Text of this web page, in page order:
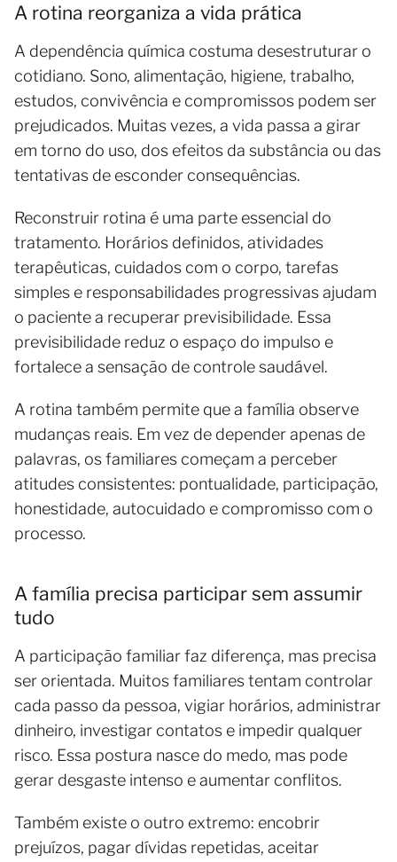
A rotina reorganiza a vida prática
A dependência química costuma desestruturar o
cotidiano. Sono, alimentação, higiene, trabalho,
estudos, convivência e compromissos podem ser
prejudicados. Muitas vezes, a vida passa a girar
em torno do uso, dos efeitos da substância ou das
tentativas de esconder consequências.
Reconstruir rotina é uma parte essencial do
tratamento. Horários definidos, atividades
terapêuticas, cuidados com o corpo, tarefas
simples e responsabilidades progressivas ajudam
o paciente a recuperar previsibilidade. Essa
previsibilidade reduz o espaço do impulso e
fortalece a sensação de controle saudável.
A rotina também permite que a família observe
mudanças reais. Em vez de depender apenas de
palavras, os familiares começam a perceber
atitudes consistentes: pontualidade, participação,
honestidade, autocuidado e compromisso com o
processo.
A família precisa participar sem assumir
tudo
A participação familiar faz diferença, mas precisa
ser orientada. Muitos familiares tentam controlar
cada passo da pessoa, vigiar horários, administrar
dinheiro, investigar contatos e impedir qualquer
risco. Essa postura nasce do medo, mas pode
gerar desgaste intenso e aumentar conflitos.
Também existe o outro extremo: encobrir
prejuízos, pagar dívidas repetidas, aceitar